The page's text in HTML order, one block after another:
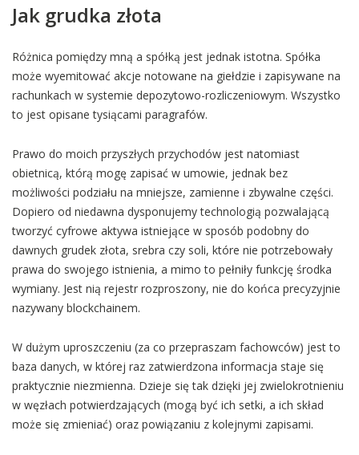
Jak grudka złota
Różnica pomiędzy mną a spółką jest jednak istotna. Spółka
może wyemitować akcje notowane na giełdzie i zapisywane na
rachunkach w systemie depozytowo-rozliczeniowym. Wszystko
to jest opisane tysiącami paragrafów.
Prawo do moich przyszłych przychodów jest natomiast
obietnicą, którą mogę zapisać w umowie, jednak bez
możliwości podziału na mniejsze, zamienne i zbywalne części.
Dopiero od niedawna dysponujemy technologią pozwalającą
tworzyć cyfrowe aktywa istniejące w sposób podobny do
dawnych grudek złota, srebra czy soli, które nie potrzebowały
prawa do swojego istnienia, a mimo to pełniły funkcję środka
wymiany. Jest nią rejestr rozproszony, nie do końca precyzyjnie
nazywany blockchainem.
W dużym uproszczeniu (za co przepraszam fachowców) jest to
baza danych, w której raz zatwierdzona informacja staje się
praktycznie niezmienna. Dzieje się tak dzięki jej zwielokrotnieniu
w węzłach potwierdzających (mogą być ich setki, a ich skład
może się zmieniać) oraz powiązaniu z kolejnymi zapisami.